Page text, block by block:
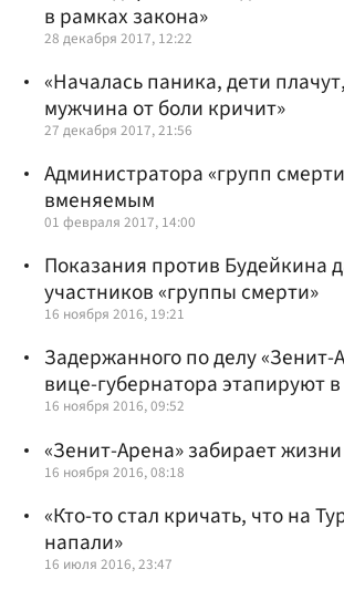
в рамках закона»
28 декабря 2017, 12:22
«Началась паника, дети плачут,
мужчина от боли кричит»
27 декабря 2017, 21:56
Администратора «групп
вменяемым
01 февраля 2017, 14:00
Показания против Будейкина
участников «группы смерти»
16 ноября 2016, 19:21
Задержанного по делу «Зенит-
вице-губернатора этапируют
16 ноября 2016, 09:52
«Зенит-Арена» забирает
16 ноября 2016, 08:18
«Кто-то стал кричать, что на
напали»
16 июля 2016, 23:47